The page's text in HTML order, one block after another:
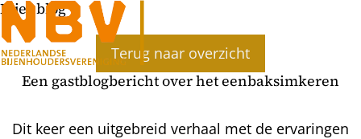
Bijenblog
Terug naar overzicht
Een gastblogbericht over het eenbaksimkeren
Dit keer een uitgebreid verhaal met de ervaringen